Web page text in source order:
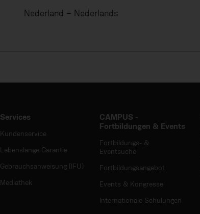
Nederland – Nederlands
Services
Kundenservice
Lebenslange Garantie
Gebrauchsanweisung (IFU)
Mediathek
CAMPUS -
Fortbildungen & Events
Fortbildungs- &
Eventsuche
Fortbildungsangebot
Events & Kongresse
Internationale Schulungen